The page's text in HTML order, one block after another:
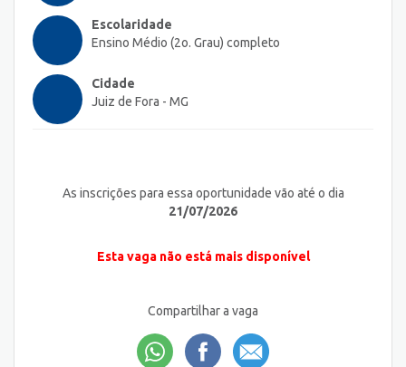
Escolaridade
Ensino Médio (2o. Grau) completo
Cidade
Juiz de Fora - MG
As inscrições para essa oportunidade vão até o dia
21/07/2026
Esta vaga não está mais disponível
Compartilhar a vaga